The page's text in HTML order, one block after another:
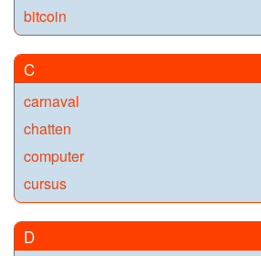
bitcoin
C
carnaval
chatten
computer
cursus
D